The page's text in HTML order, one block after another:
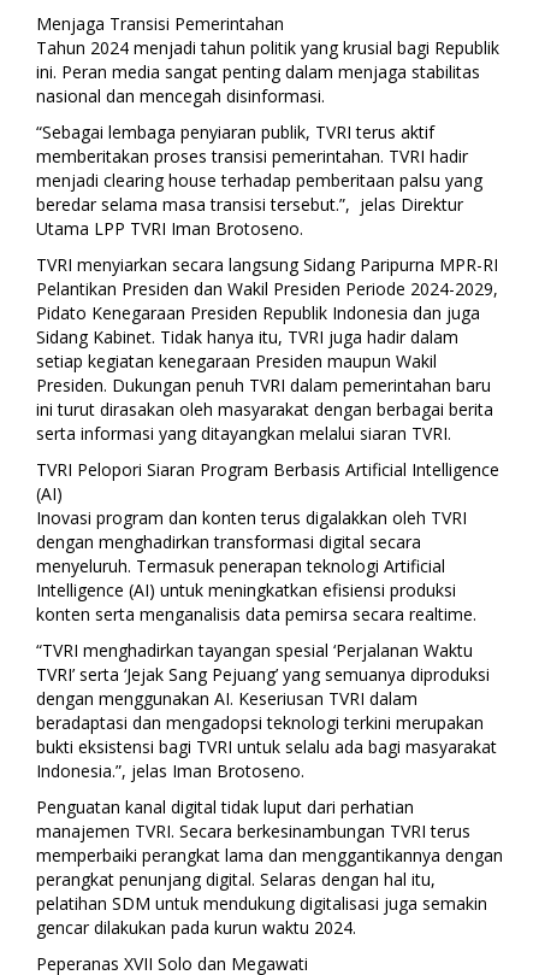
Menjaga Transisi Pemerintahan
Tahun 2024 menjadi tahun politik yang krusial bagi Republik
ini. Peran media sangat penting dalam menjaga stabilitas
nasional dan mencegah disinformasi.
“Sebagai lembaga penyiaran publik, TVRI terus aktif
memberitakan proses transisi pemerintahan. TVRI hadir
menjadi clearing house terhadap pemberitaan palsu yang
beredar selama masa transisi tersebut.”, jelas Direktur
Utama LPP TVRI Iman Brotoseno.
TVRI menyiarkan secara langsung Sidang Paripurna MPR-RI
Pelantikan Presiden dan Wakil Presiden Periode 2024-2029,
Pidato Kenegaraan Presiden Republik Indonesia dan juga
Sidang Kabinet. Tidak hanya itu, TVRI juga hadir dalam
setiap kegiatan kenegaraan Presiden maupun Wakil
Presiden. Dukungan penuh TVRI dalam pemerintahan baru
ini turut dirasakan oleh masyarakat dengan berbagai berita
serta informasi yang ditayangkan melalui siaran TVRI.
TVRI Pelopori Siaran Program Berbasis Artificial Intelligence
(AI)
Inovasi program dan konten terus digalakkan oleh TVRI
dengan menghadirkan transformasi digital secara
menyeluruh. Termasuk penerapan teknologi Artificial
Intelligence (AI) untuk meningkatkan efisiensi produksi
konten serta menganalisis data pemirsa secara realtime.
“TVRI menghadirkan tayangan spesial ‘Perjalanan Waktu
TVRI’ serta ‘Jejak Sang Pejuang’ yang semuanya diproduksi
dengan menggunakan AI. Keseriusan TVRI dalam
beradaptasi dan mengadopsi teknologi terkini merupakan
bukti eksistensi bagi TVRI untuk selalu ada bagi masyarakat
Indonesia.”, jelas Iman Brotoseno.
Penguatan kanal digital tidak luput dari perhatian
manajemen TVRI. Secara berkesinambungan TVRI terus
memperbaiki perangkat lama dan menggantikannya dengan
perangkat penunjang digital. Selaras dengan hal itu,
pelatihan SDM untuk mendukung digitalisasi juga semakin
gencar dilakukan pada kurun waktu 2024.
Peperanas XVII Solo dan Megawati